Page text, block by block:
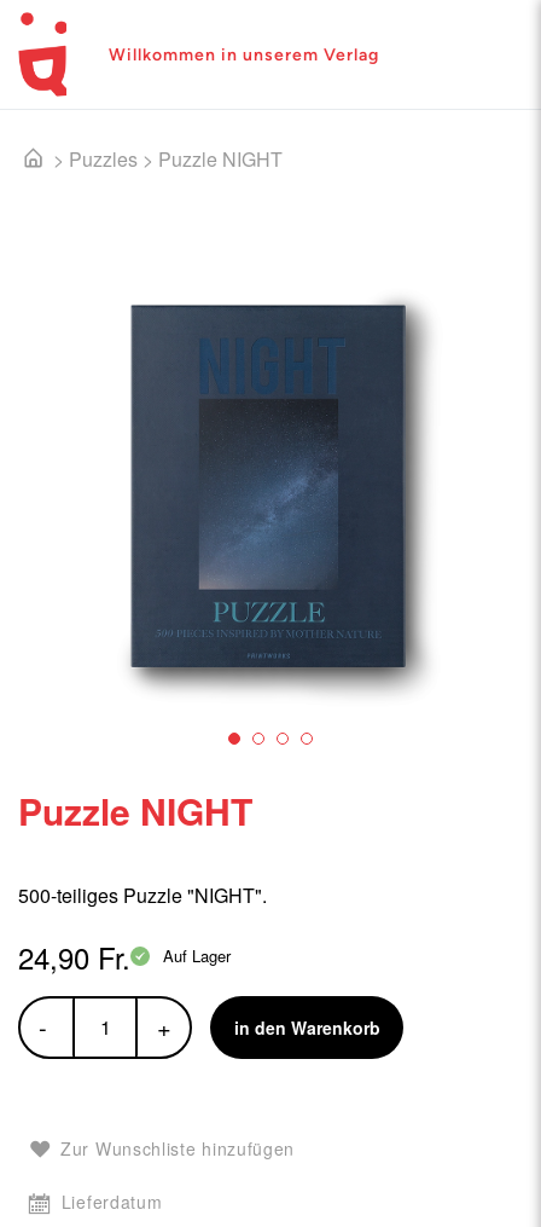
Willkommen in unserem Verlag
> Puzzles > Puzzle NIGHT
Puzzle NIGHT
500-teiliges Puzzle "NIGHT".
24,90 Fr. Auf Lager
- + in den Warenkorb
Zur Wunschliste hinzufügen
Lieferdatum